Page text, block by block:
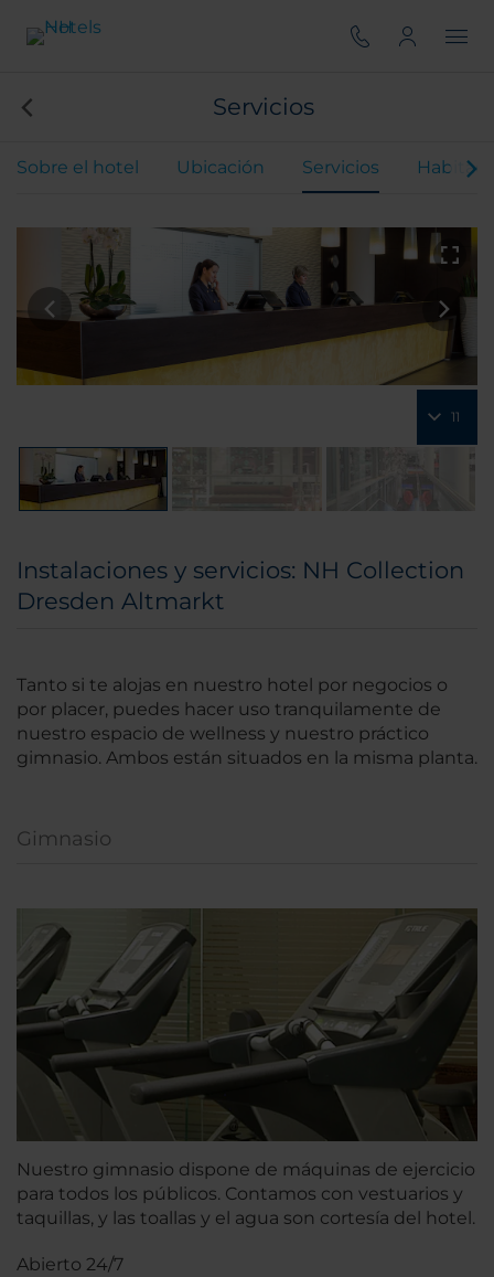
Servicios
Sobre el hotel Ubicación Servicios
11
Instalaciones y servicios: NH Collection
Dresden Altmarkt
Tanto si te alojas en nuestro hotel por negocios o
por placer, puedes hacer uso tranquilamente de
nuestro espacio de wellness y nuestro práctico
gimnasio. Ambos están situados en la misma planta.
Gimnasio
Nuestro gimnasio dispone de máquinas de ejercicio
para todos los públicos. Contamos con vestuarios y
taquillas, y las toallas y el agua son cortesía del hotel.
Abierto 24/7